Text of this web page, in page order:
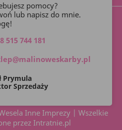
Malinowe Skarby
Inne Imprezy | Wszelkie
przez Intratnie.pl
pomocy?
lub napisz do mnie.
515 744 181
Prymula
Sprzedaży